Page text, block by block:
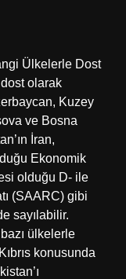
Ülkelerle Dost
dost olarak
Kuzey
ve Bosna
İran,
Ekonomik
olduğu D- ile
(SAARC) gibi
sayılabilir.
ülkelerle
konusunda